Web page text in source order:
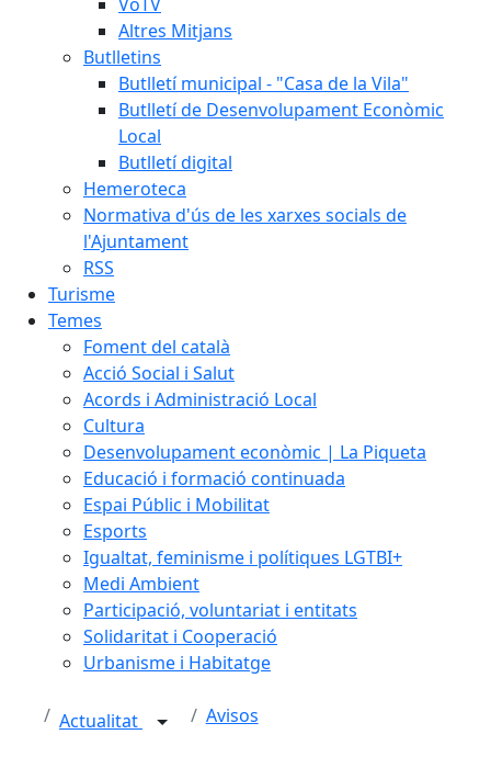
Altres Mitjans
Butlletins
Butlletí municipal - "Casa de la Vila"
Butlletí de Desenvolupament Econòmic
Local
Butlletí digital
Hemeroteca
Normativa d'ús de les xarxes socials de
l'Ajuntament
RSS
Turisme
Temes
Foment del català
Acció Social i Salut
Acords i Administració Local
Cultura
Desenvolupament econòmic | La Piqueta
Educació i formació continuada
Espai Públic i Mobilitat
Esports
Igualtat, feminisme i polítiques LGTBI+
Medi Ambient
Participació, voluntariat i entitats
Solidaritat i Cooperació
Urbanisme i Habitatge
Actualitat Avisos